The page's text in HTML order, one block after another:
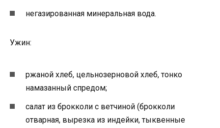
негазированная минеральная вода.
Ужин:
ржаной хлеб, цельнозерновой хлеб, тонко
намазанный спредом;
салат из брокколи с ветчиной (брокколи
отварная, вырезка из индейки, тыквенные